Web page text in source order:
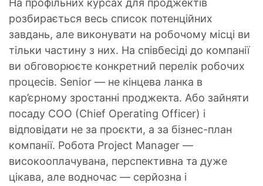
На профільних курсах для проджектів
розбирається весь список потенційних
завдань, але виконувати на робочому місці ви
тільки частину з них. На співбесіді до компанії
ви обговорюєте конкретний перелік робочих
процесів. Senior — не кінцева ланка в
кар’єрному зростанні проджекта. Або зайняти
посаду COO (Chief Operating Officer) і
відповідати не за проєкти, а за бізнес-план
компанії. Робота Project Manager —
високооплачувана, перспективна та дуже
цікава, але водночас — серйозна і